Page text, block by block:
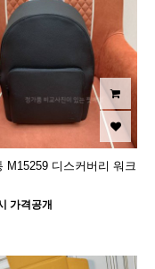
M15259 디스커버리 워크
가격공개